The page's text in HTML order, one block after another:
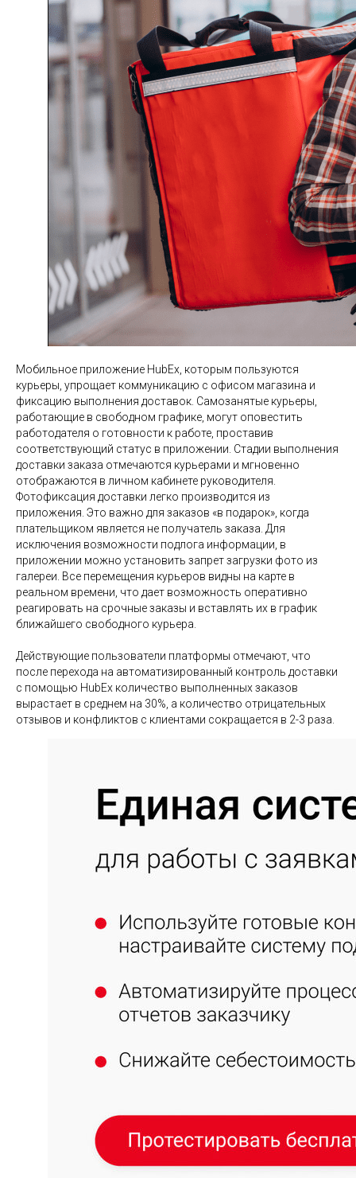
Мобильное приложение HubEx, которым пользуются
курьеры, упрощает коммуникацию с офисом магазина и
фиксацию выполнения доставок. Самозанятые курьеры,
работающие в свободном графике, могут оповестить
работодателя о готовности к работе, проставив
соответствующий статус в приложении. Стадии выполнения
доставки заказа отмечаются курьерами и мгновенно
отображаются в личном кабинете руководителя.
Фотофиксация доставки легко производится из
приложения. Это важно для заказов «в подарок», когда
плательщиком является не получатель заказа. Для
исключения возможности подлога информации, в
приложении можно установить запрет загрузки фото из
галереи. Все перемещения курьеров видны на карте в
реальном времени, что дает возможность оперативно
реагировать на срочные заказы и вставлять их в график
ближайшего свободного курьера.
Действующие пользователи платформы отмечают, что
после перехода на автоматизированный контроль доставки
с помощью HubEx количество выполненных заказов
вырастает в среднем на 30%, а количество отрицательных
отзывов и конфликтов с клиентами сокращается в 2-3 раза.